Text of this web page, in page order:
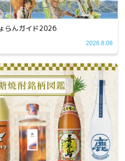
らんガイド2026
2026.8.08